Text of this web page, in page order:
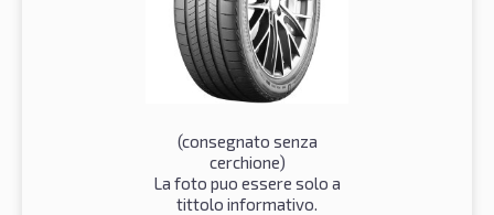
(consegnato senza
cerchione)
La foto puo essere solo a
tittolo informativo.